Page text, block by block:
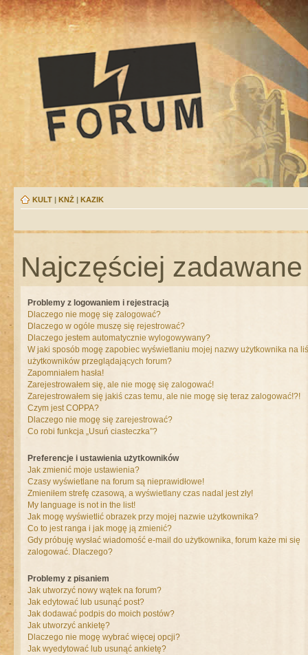
KULT | KNŻ | KAZIK
Najczęściej
Problemy z logowaniem i rejestracją
Dlaczego nie mogę się zalogować?
Dlaczego w ogóle muszę się rejestrować?
Dlaczego jestem automatycznie wylogowywany?
W jaki sposób mogę zapobiec wyświetlaniu mojej nazwy użytkownika na
użytkowników przeglądających forum?
Zapomniałem hasła!
Zarejestrowałem się, ale nie mogę się zalogować!
Zarejestrowałem się jakiś czas temu, ale nie mogę się teraz zalogować!?!
Czym jest COPPA?
Dlaczego nie mogę się zarejestrować?
Co robi funkcja „Usuń ciasteczka”?
Preferencje i ustawienia użytkowników
Jak zmienić moje ustawienia?
Czasy wyświetlane na forum są nieprawidłowe!
Zmieniłem strefę czasową, a wyświetlany czas nadal jest zły!
My language is not in the list!
Jak mogę wyświetlić obrazek przy mojej nazwie użytkownika?
Co to jest ranga i jak mogę ją zmienić?
Gdy próbuję wysłać wiadomość e-mail do użytkownika, forum każe mi się
zalogować. Dlaczego?
Problemy z pisaniem
Jak utworzyć nowy wątek na forum?
Jak edytować lub usunąć post?
Jak dodawać podpis do moich postów?
Jak utworzyć ankietę?
Dlaczego nie mogę wybrać więcej opcji?
Jak wyedytować lub usunąć ankietę?